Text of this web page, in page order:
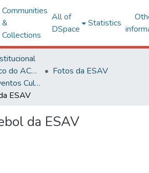
Communities
&
Collections
All of
DSpace
Statistics
Acervo Fotográfico do ACH-UFV
Fotos da ESAV
Série Eventos, Eventos Culturais e Projetos
ESAV
da ESAV